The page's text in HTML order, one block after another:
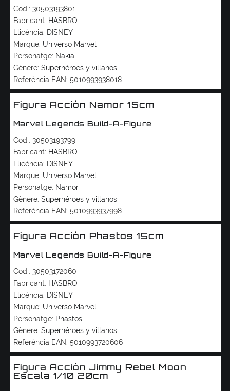
Codi: 30503193801
Fabricant: HASBRO
Llicència: DISNEY
Marque: Universo Marvel
Personatge: Nakia
Gènere: Superhéroes y villanos
Referència EAN: 5010993938018
Figura Acción Namor 15cm
Marvel Legends Build-A-Figure
Codi: 30503193799
Fabricant: HASBRO
Llicència: DISNEY
Marque: Universo Marvel
Personatge: Namor
Gènere: Superhéroes y villanos
Referència EAN: 5010993937998
Figura Acción Phastos 15cm
Marvel Legends Build-A-Figure
Codi: 30503172060
Fabricant: HASBRO
Llicència: DISNEY
Marque: Universo Marvel
Personatge: Phastos
Gènere: Superhéroes y villanos
Referència EAN: 5010993720606
Figura Acción Jimmy Rebel Moon
Escala 1/10 20cm